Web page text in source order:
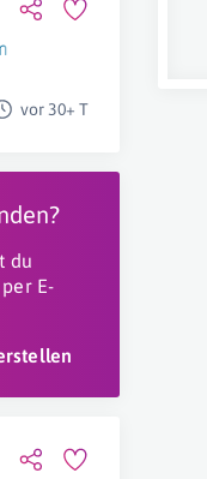
vor 30+ T
du
E-